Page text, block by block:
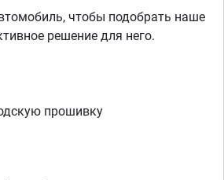
чтобы подобрать наше
решение для него.
прошивку